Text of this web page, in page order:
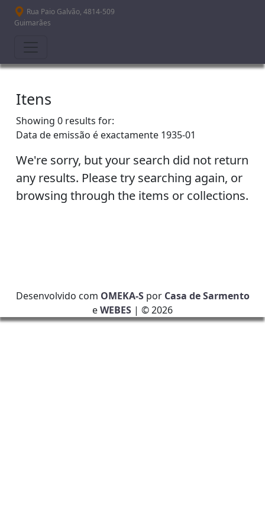
Passar para o conteúdo principal
Rua Paio Galvão, 4814-509
Guimarães
Itens
Showing 0 results for:
Data de emissão é exactamente 1935-01
We're sorry, but your search did not return
any results. Please try searching again, or
browsing through the items or collections.
Desenvolvido com OMEKA-Spor Casa de Sarmento
eWEBES | ©2026